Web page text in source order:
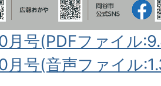
月号(PDFファイル
月号(音声ファイル